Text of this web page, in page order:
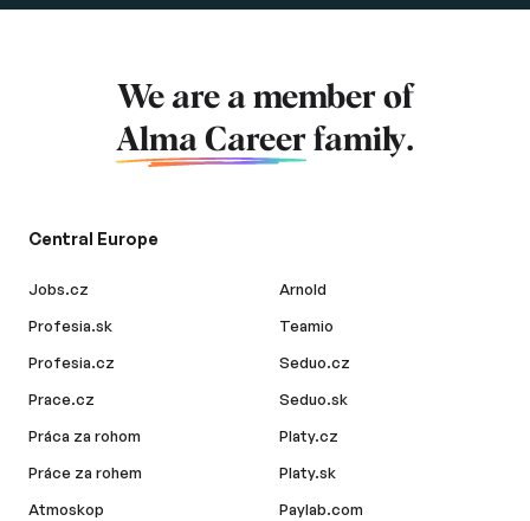
We are a member of
Alma Career family.
Central Europe
Jobs.cz
Profesia.sk
Profesia.cz
Prace.cz
Práca za rohom
Práce za rohem
Atmoskop
Arnold
Teamio
Seduo.cz
Seduo.sk
Platy.cz
Platy.sk
Paylab.com